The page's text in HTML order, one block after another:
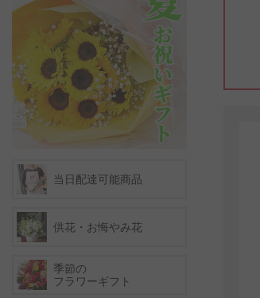
当日配達可能商品
供花・お悔やみ花
季節の
フラワーギフト